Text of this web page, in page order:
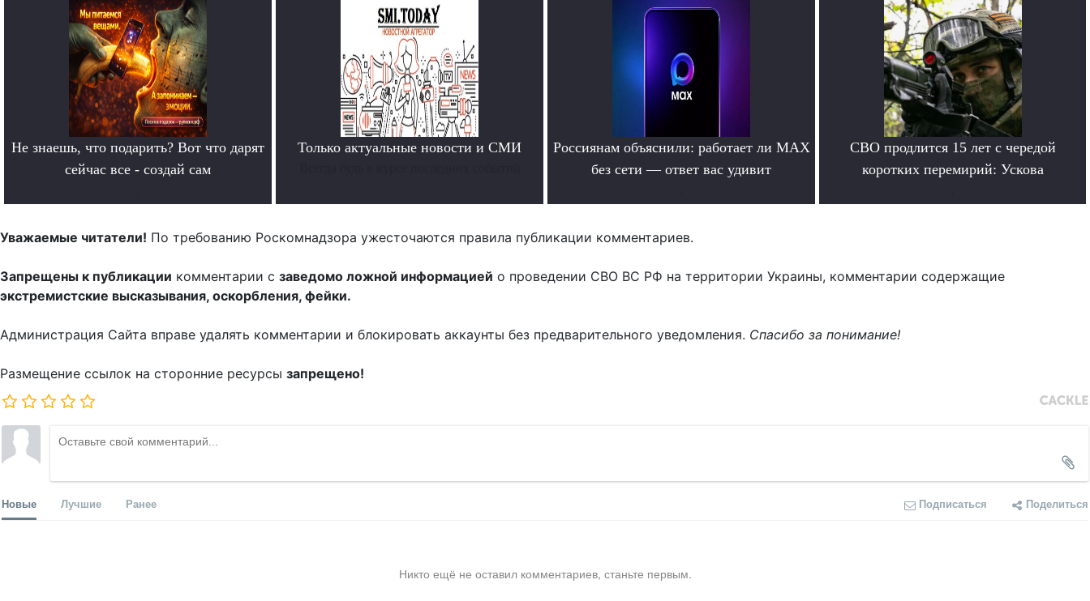
Не знаешь, что подарить? Вот что дарят
сейчас все - создай сам
Только актуальные новости и СМИ
Россиянам объяснили: работает ли MAX
без сети — ответ вас удивит
СВО продлится 15 лет с чередой
коротких перемирий: Ускова
Уважаемые читатели! По требованию Роскомнадзора ужесточаются правила публикации комментариев.
Запрещены к публикации комментарии с заведомо ложной информацией о проведении СВО ВС РФ на территории Украины, комментарии содержащие
экстремистские высказывания, оскорбления, фейки.
Администрация Сайта вправе удалять комментарии и блокировать аккаунты без предварительного уведомления. Спасибо за понимание!
Размещение ссылок на сторонние ресурсы запрещено!
Новые Лучшие Ранее Подписаться Поделиться
Никто ещё не оставил комментариев, станьте первым.